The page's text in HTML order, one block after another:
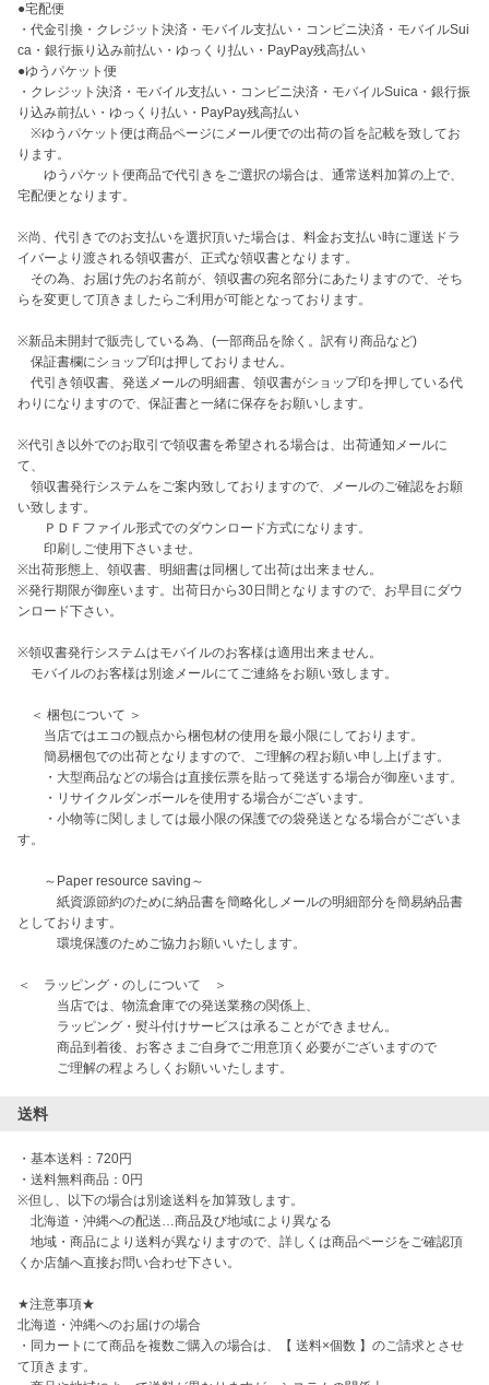
●宅配便
・代金引換・クレジット決済・モバイル支払い・コンビニ決済・モバイルSui
ca・銀行振り込み前払い・ゆっくり払い・PayPay残高払い
●ゆうパケット便
・クレジット決済・モバイル支払い・コンビニ決済・モバイルSuica・銀行振
り込み前払い・ゆっくり払い・PayPay残高払い
※ゆうパケット便は商品ページにメール便での出荷の旨を記載を致してお
ります。
ゆうパケット便商品で代引きをご選択の場合は、通常送料加算の上で、
宅配便となります。
※尚、代引きでのお支払いを選択頂いた場合は、料金お支払い時に運送ドラ
イバーより渡される領収書が、正式な領収書となります。
その為、お届け先のお名前が、領収書の宛名部分にあたりますので、そち
らを変更して頂きましたらご利用が可能となっております。
※新品未開封で販売している為、(一部商品を除く。訳有り商品など)
保証書欄にショップ印は押しておりません。
代引き領収書、発送メールの明細書、領収書がショップ印を押している代
わりになりますので、保証書と一緒に保存をお願いします。
※代引き以外でのお取引で領収書を希望される場合は、出荷通知メールに
て、
領収書発行システムをご案内致しておりますので、メールのご確認をお願
い致します。
ＰＤＦファイル形式でのダウンロード方式になります。
印刷しご使用下さいませ。
※出荷形態上、領収書、明細書は同梱して出荷は出来ません。
※発行期限が御座います。出荷日から30日間となりますので、お早目にダウ
ンロード下さい。
※領収書発行システムはモバイルのお客様は適用出来ません。
モバイルのお客様は別途メールにてご連絡をお願い致します。
＜ 梱包について ＞
当店ではエコの観点から梱包材の使用を最小限にしております。
簡易梱包での出荷となりますので、ご理解の程お願い申し上げます。
・大型商品などの場合は直接伝票を貼って発送する場合が御座います。
・リサイクルダンボールを使用する場合がございます。
・小物等に関しましては最小限の保護での袋発送となる場合がございま
す。
～Paper resource saving～
紙資源節約のために納品書を簡略化しメールの明細部分を簡易納品書
としております。
環境保護のためご協力お願いいたします。
＜　ラッピング・のしについて　＞
当店では、物流倉庫での発送業務の関係上、
ラッピング・熨斗付けサービスは承ることができません。
商品到着後、お客さまご自身でご用意頂く必要がございますので
ご理解の程よろしくお願いいたします。
送料
・基本送料：720円
・送料無料商品：0円
※但し、以下の場合は別途送料を加算致します。
北海道・沖縄への配送…商品及び地域により異なる
地域・商品により送料が異なりますので、詳しくは商品ページをご確認頂
くか店舗へ直接お問い合わせ下さい。
★注意事項★
北海道・沖縄へのお届けの場合
・同カートにて商品を複数ご購入の場合は、【 送料×個数 】のご請求とさせ
て頂きます。